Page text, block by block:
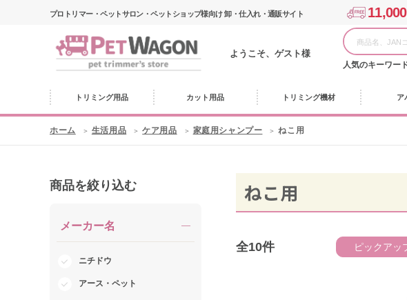
プロトリマー・ペットサロン・ペットショップ様向け 卸・仕入れ・通販サイト 11,000
ようこそ、ゲスト様
人気のキーワー
トリミング用品 カット用品 トリミング機材 ア
ホーム 生活用品 ケア用品 家庭用シャンプー ねこ用
商品を絞り込む
メーカー名
ニチドウ
アース・ペット
ねこ用
全10件 ピックアッ